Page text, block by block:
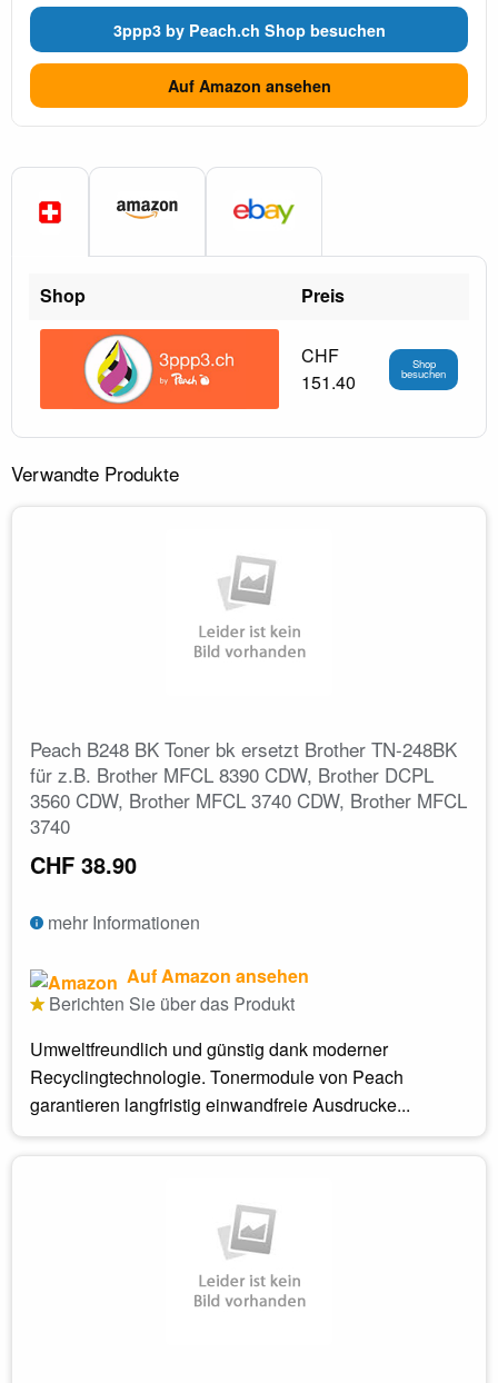
3ppp3 by Peach.ch Shop besuchen
Auf Amazon ansehen
Shop Preis
CHF
151.40
Shop
besuchen
Verwandte Produkte
Peach B248 BK Toner bk ersetzt Brother TN-248BK
für z.B. Brother MFCL 8390 CDW, Brother DCPL
3560 CDW, Brother MFCL 3740 CDW, Brother MFCL
3740
CHF 38.90
mehr Informationen
Auf Amazon ansehen
Berichten Sie über das Produkt
Umweltfreundlich und günstig dank moderner
Recyclingtechnologie. Tonermodule von Peach
garantieren langfristig einwandfreie Ausdrucke...